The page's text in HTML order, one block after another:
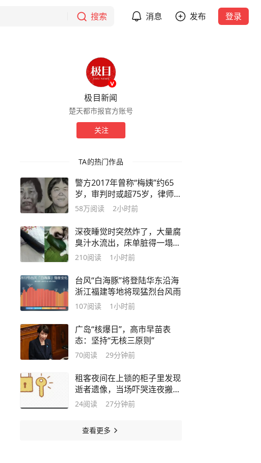
搜索 消息 发布 登录
极目新闻
楚天都市报官方账号
关注
TA的热门作品
警方2017年曾称“梅姨”约65
岁，审判时或超75岁，律师解
读：满75周岁不适用死刑，以
58万阅读 2小时前
深夜睡觉时突然炸了，大量腐
臭汁水流出，床单脏得一塌糊
涂……最近很多人跟风，第一
210阅读 1小时前
台风“白海豚”将登陆华东沿海
浙江福建等地将现猛烈台风雨
107阅读 1小时前
广岛“核爆日”，高市早苗表
态：坚持“无核三原则”
70阅读 29分钟前
租客夜间在上锁的柜子里发现
逝者遗像，当场吓哭连夜搬
离，房东退还押金，平台“我
24阅读 27分钟前
查看更多